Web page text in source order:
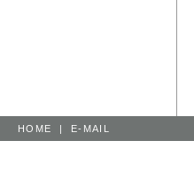
HOME | E-MAIL